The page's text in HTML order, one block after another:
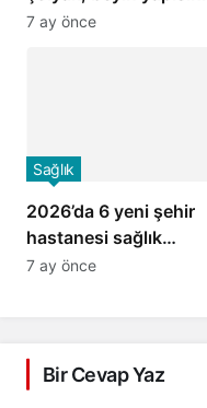
da etkiliyor
7 ay önce
2026’da 6 yeni şehir
hastanesi sağlık
sistemine dahil olacak
Sağlık
7 ay önce
Bir Cevap Yaz